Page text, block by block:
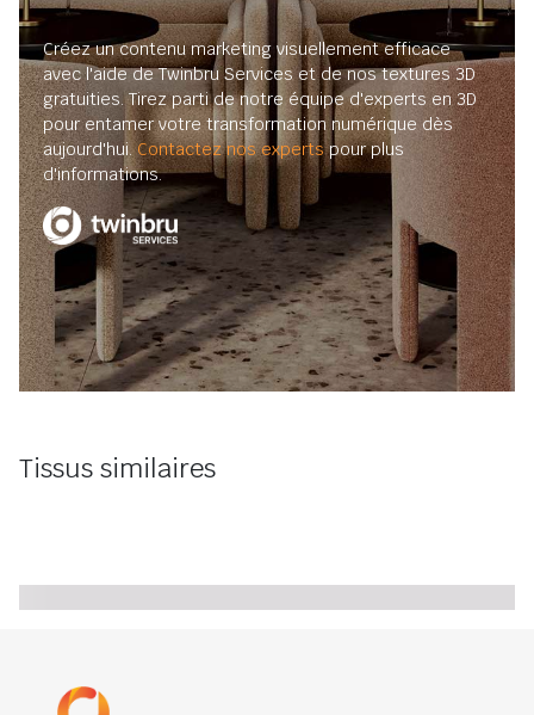
Créez un contenu marketing visuellement efficace
avec l'aide de Twinbru Services et de nos textures 3D
gratuities. Tirez parti de notre équipe d'experts en 3D
pour entamer votre transformation numérique dès
aujourd'hui.Contactez nos expertspour plus
d'informations.
Tissus similaires